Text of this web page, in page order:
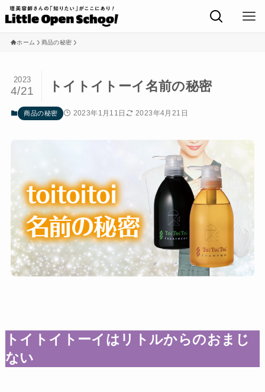
ホーム 商品の秘密
トイトイトーイ名前の秘密
2023
4/21
商品の秘密 2023年1月11日 2023年4月21日
トイトイトーイはリトルからのおまじ
ない